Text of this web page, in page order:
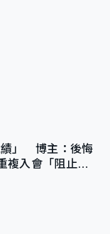
績」 博主：後悔
入會「阻止唔